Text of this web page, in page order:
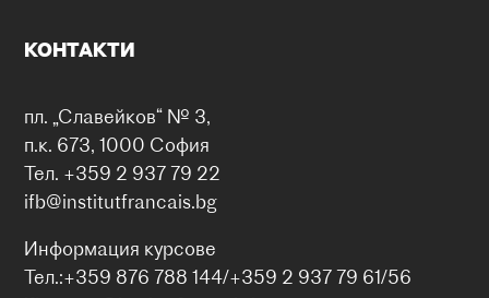
КОНТАКТИ
пл. „Славейков“ № 3,
п.к. 673, 1000 София
Тел. +359 2 937 79 22
ifb@institutfrancais.bg
Информация курсове
Тел.:+359 876 788 144/+359 2 937 79 61/56